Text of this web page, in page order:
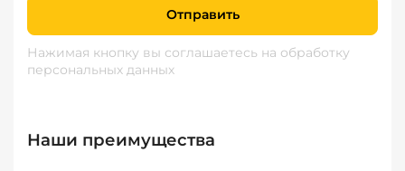
Отправить
Нажимая кнопку вы соглашаетесь на обработку
персональных данных
Наши преимущества